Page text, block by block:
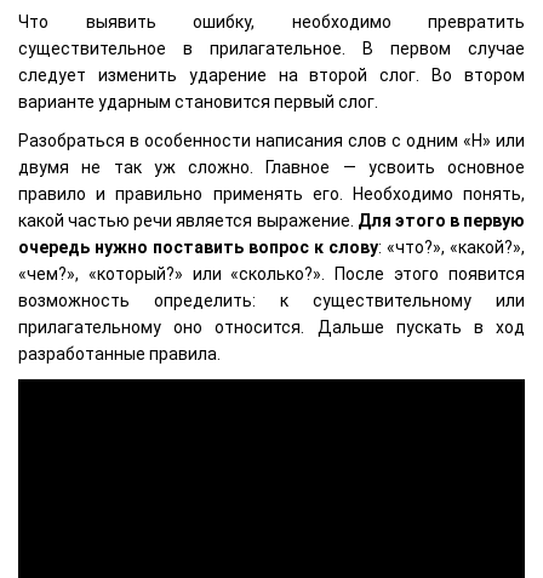
Что выявить ошибку, необходимо превратить
существительное в прилагательное. В первом случае
следует изменить ударение на второй слог. Во втором
варианте ударным становится первый слог.
Разобраться в особенности написания слов с одним «Н» или
двумя не так уж сложно. Главное — усвоить основное
правило и правильно применять его. Необходимо понять,
какой частью речи является выражение. Для этого в первую
очередь нужно поставить вопрос к слову: «что?», «какой?»,
«чем?», «который?» или «сколько?». После этого появится
возможность определить: к существительному или
прилагательному оно относится. Дальше пускать в ход
разработанные правила.